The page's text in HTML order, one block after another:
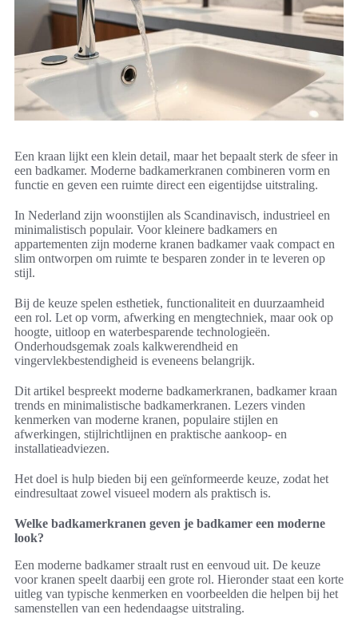
Een kraan lijkt een klein detail, maar het bepaalt sterk de sfeer in
een badkamer. Moderne badkamerkranen combineren vorm en
functie en geven een ruimte direct een eigentijdse uitstraling.
In Nederland zijn woonstijlen als Scandinavisch, industrieel en
minimalistisch populair. Voor kleinere badkamers en
appartementen zijn moderne kranen badkamer vaak compact en
slim ontworpen om ruimte te besparen zonder in te leveren op
stijl.
Bij de keuze spelen esthetiek, functionaliteit en duurzaamheid
een rol. Let op vorm, afwerking en mengtechniek, maar ook op
hoogte, uitloop en waterbesparende technologieën.
Onderhoudsgemak zoals kalkwerendheid en
vingervlekbestendigheid is eveneens belangrijk.
Dit artikel bespreekt moderne badkamerkranen, badkamer kraan
trends en minimalistische badkamerkranen. Lezers vinden
kenmerken van moderne kranen, populaire stijlen en
afwerkingen, stijlrichtlijnen en praktische aankoop- en
installatieadviezen.
Het doel is hulp bieden bij een geïnformeerde keuze, zodat het
eindresultaat zowel visueel modern als praktisch is.
Welke badkamerkranen geven je badkamer een moderne
look?
Een moderne badkamer straalt rust en eenvoud uit. De keuze
voor kranen speelt daarbij een grote rol. Hieronder staat een korte
uitleg van typische kenmerken en voorbeelden die helpen bij het
samenstellen van een hedendaagse uitstraling.